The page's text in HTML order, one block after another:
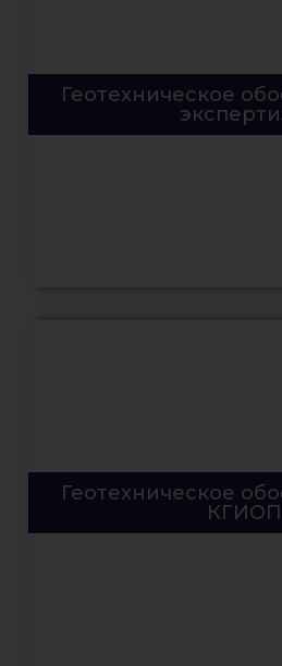
Геотехническое
Геотехническое
КГИОП